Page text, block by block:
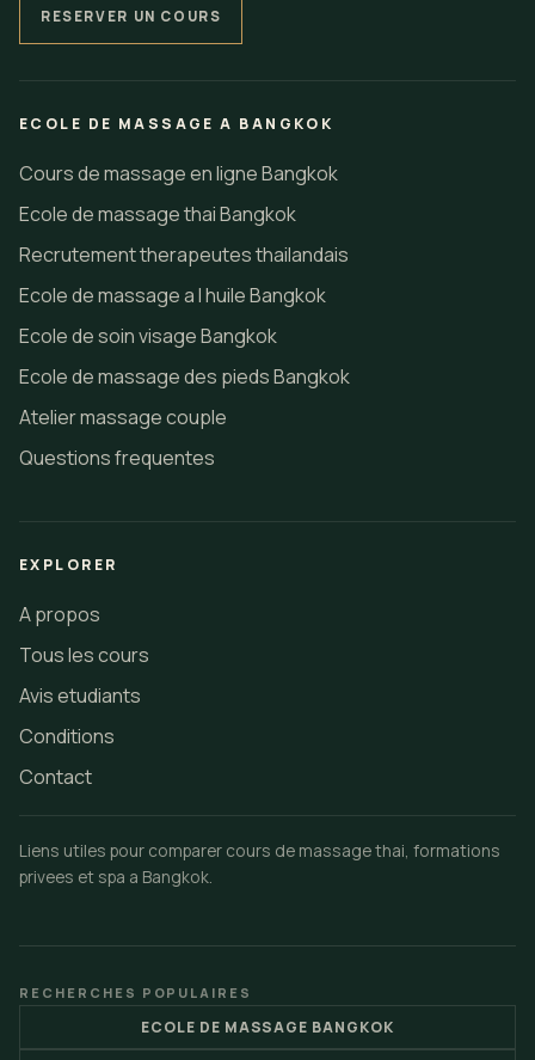
RESERVER UN COURS
ECOLE DE MASSAGE A BANGKOK
Cours de massage en ligne Bangkok
Ecole de massage thai Bangkok
Recrutement therapeutes thailandais
Ecole de massage a l huile Bangkok
Ecole de soin visage Bangkok
Ecole de massage des pieds Bangkok
Atelier massage couple
Questions frequentes
EXPLORER
A propos
Tous les cours
Avis etudiants
Conditions
Contact
Liens utiles pour comparer cours de massage thai, formations
privees et spa a Bangkok.
RECHERCHES POPULAIRES
ECOLE DE MASSAGE BANGKOK